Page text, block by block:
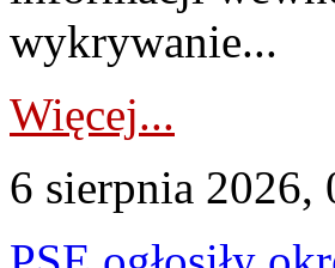
wykrywanie...
Więcej...
6 sierpnia 2026,